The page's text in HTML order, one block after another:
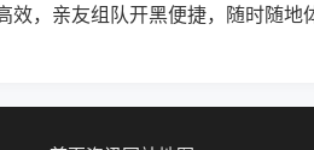
，亲友组队开黑便捷，随时随地